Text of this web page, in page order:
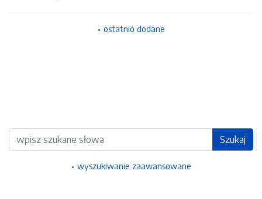
ostatnio dodane
Wyszukiwarka Szukaj
wyszukiwanie zaawansowane